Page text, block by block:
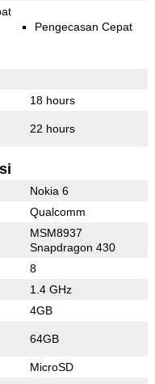
Pengecasan Cepat
18 hours
22 hours
Nokia 6
Qualcomm
MSM8937
Snapdragon 430
8
1.4 GHz
4GB
64GB
MicroSD